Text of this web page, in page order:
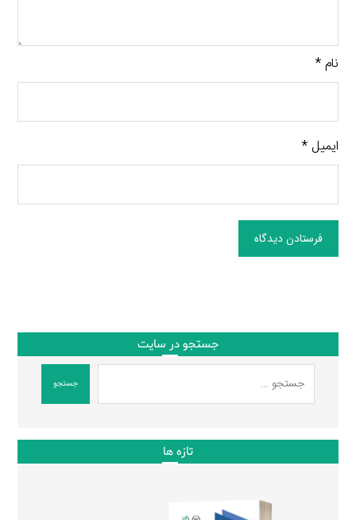
نام*
ایمیل*
فرستادن دیدگاه
جستجو در سایت
جستجو
تازه ها